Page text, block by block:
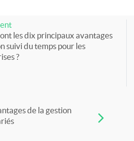
les dix principaux avantages
suivi du temps pour les
?
de la gestion